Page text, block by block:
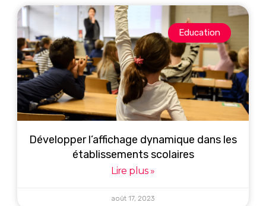
Education
Développer l’affichage dynamique dans les
établissements scolaires
Lire plus »
août 17, 2023